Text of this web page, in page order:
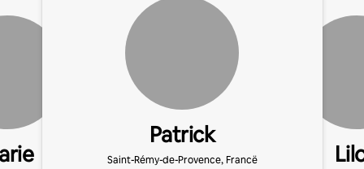
Patrick
Saint-Rémy-de-Provence, Francë